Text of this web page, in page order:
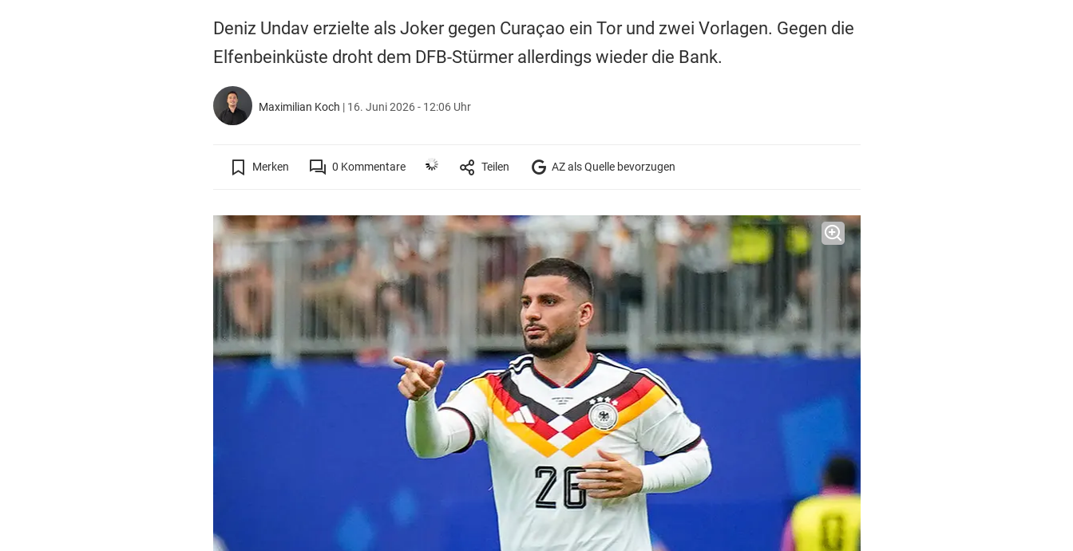
Deniz Undav erzielte als Joker gegen Curaçao ein Tor und zwei Vorlagen. Gegen die
Elfenbeinküste droht dem DFB-Stürmer allerdings wieder die Bank.
Maximilian Koch | 16. Juni 2026 - 12:06 Uhr
Merken 0 Kommentare Teilen AZ als Quelle bevorzugen